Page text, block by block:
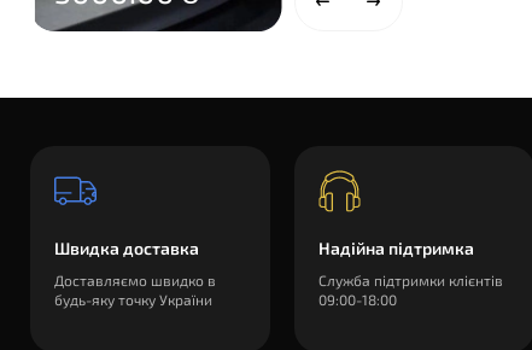
Швидка доставка
Доставляємо швидко в
будь-яку точку України
Надійна підтримка
Служба підтримки клієнтів
09:00-18:00